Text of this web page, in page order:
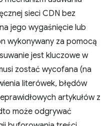
sieci CDN bez
jego wygaśnięcie lub
wykonywany za pomocą
jest kluczowe w
zostać wycofana (na
literówek, błędów
artykułów z
może odgrywać